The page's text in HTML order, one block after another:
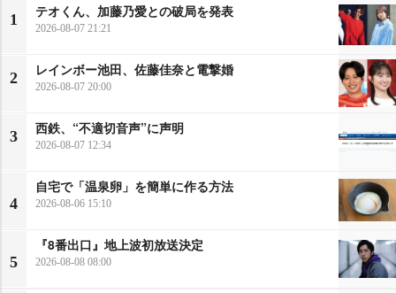
1
テオくん、加藤乃愛との破局を発表
2026-08-07 21:21
2
レインボー池田、佐藤佳奈と電撃婚
2026-08-07 20:00
3
西鉄、“不適切音声”に声明
2026-08-07 12:34
4
自宅で「温泉卵」を簡単に作る方法
2026-08-06 15:10
5
『8番出口』地上波初放送決定
2026-08-08 08:00